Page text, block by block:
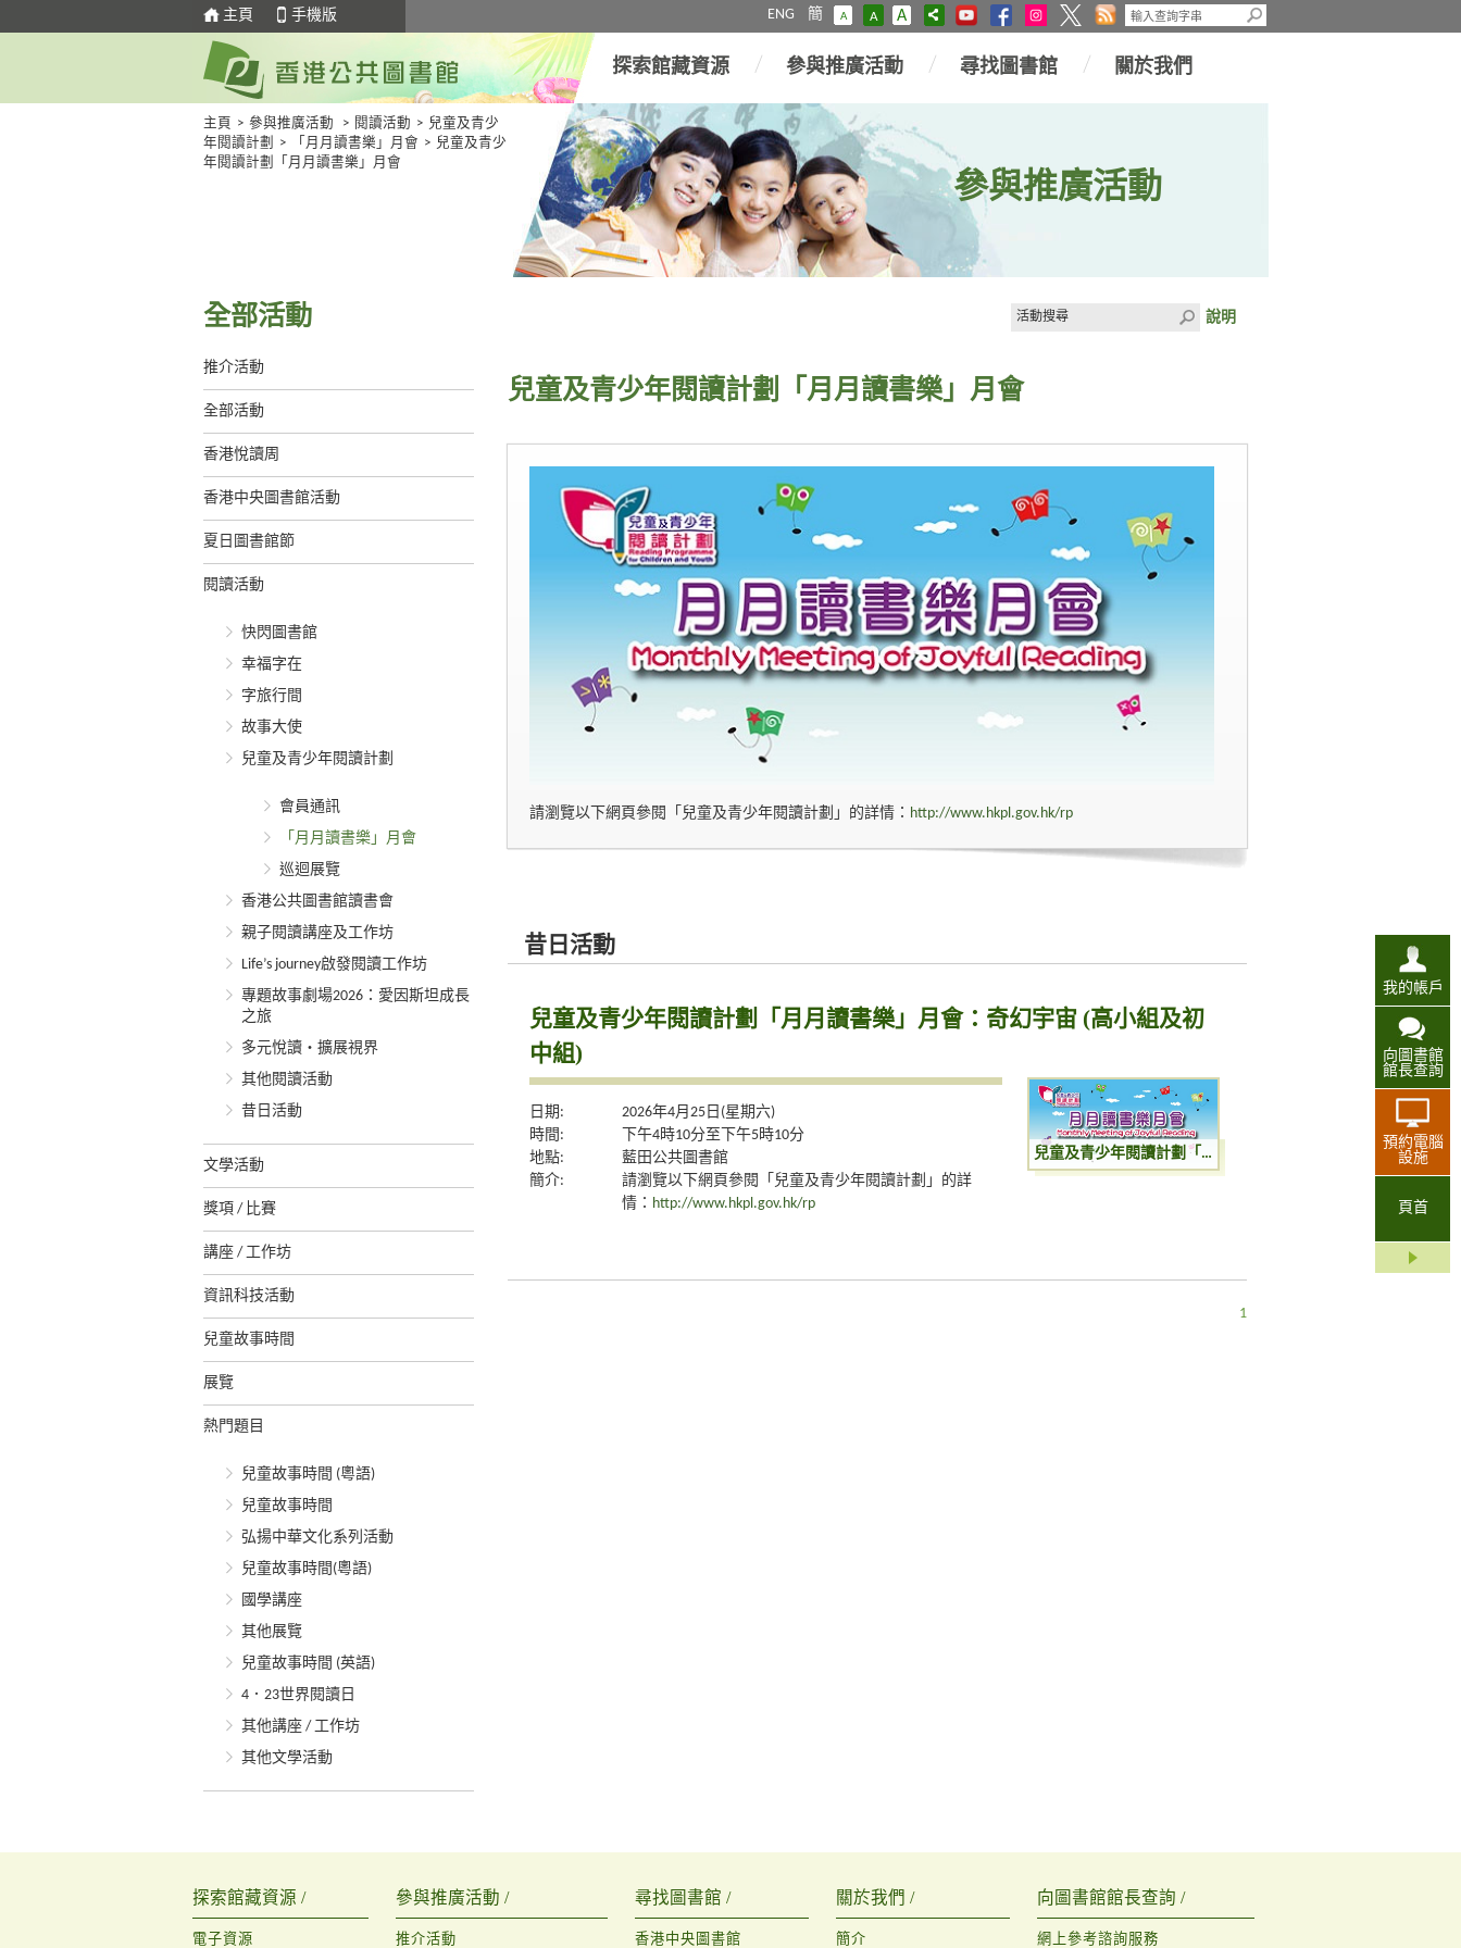
主頁 手機版 ENG 簡 A A A
我的帳戶
向圖書館
館長查詢
預約電腦
設施
頁首
探索館藏資源 參與推廣活動 尋找圖書館 關於我們
主頁 > 參與推廣活動 > 閱讀活動 > 兒童及青少
年閱讀計劃
> 「月月讀書樂」月會 > 兒童及青少
年閱讀計劃「月月讀書樂」月會
參與推廣活動
全部活動
推介活動
全部活動
香港悅讀周
香港中央圖書館活動
夏日圖書館節
閱讀活動
快閃圖書館
幸福字在
字旅行間
故事大使
兒童及青少年閱讀計劃
會員通訊
「月月讀書樂」月會
巡迴展覽
香港公共圖書館讀書會
親子閱讀講座及工作坊
Life’s journey啟發閱讀工作坊
專題故事劇場2026：愛因斯坦成長
之旅
多元悅讀‧擴展視界
其他閱讀活動
昔日活動
文學活動
獎項 / 比賽
講座 / 工作坊
資訊科技活動
兒童故事時間
展覽
熱門題目
兒童故事時間 (粵語)
兒童故事時間
弘揚中華文化系列活動
兒童故事時間(粵語)
國學講座
其他展覽
兒童故事時間 (英語)
4．23世界閱讀日
其他講座 / 工作坊
其他文學活動
說明
兒童及青少年閱讀計劃「月月讀書樂」月會
請瀏覽以下網頁參閱「兒童及青少年閱讀計劃」的詳情： http://www.hkpl.gov.hk/rp
昔日活動
兒童及青少年閱讀計劃「月月讀書樂」月會：奇幻宇宙 (高小組及初
中組)
日期:
2026年4月25日(星期六)
時間:
下午4時10分至下午5時10分
地點:
藍田公共圖書館
簡介:
請瀏覽以下網頁參閱「兒童及青少年閱讀計劃」的詳
情： http://www.hkpl.gov.hk/rp
兒童及青少年閱讀計劃「月月讀書樂」月會：奇幻宇宙 (高小組及初中組)
1
探索館藏資源 /
電子資源
參與推廣活動 /
推介活動
尋找圖書館 /
香港中央圖書館
關於我們 /
簡介
向圖書館館長查詢 /
網上參考諮詢服務